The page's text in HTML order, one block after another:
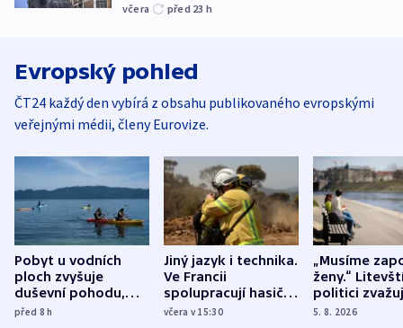
včera před 23 h
Evropský pohled
ČT24 každý den vybírá z obsahu publikovaného evropskými
veřejnými médii, členy Eurovize.
Pobyt u vodních
ploch zvyšuje
duševní pohodu,
ukázala
před 8h
Jiný jazyk i technika.
Ve Francii
spolupracují hasiči z
různých zemí
včera v 15:30
„Musíme
ženy.“
politici
dohodu o
5. 8. 2026